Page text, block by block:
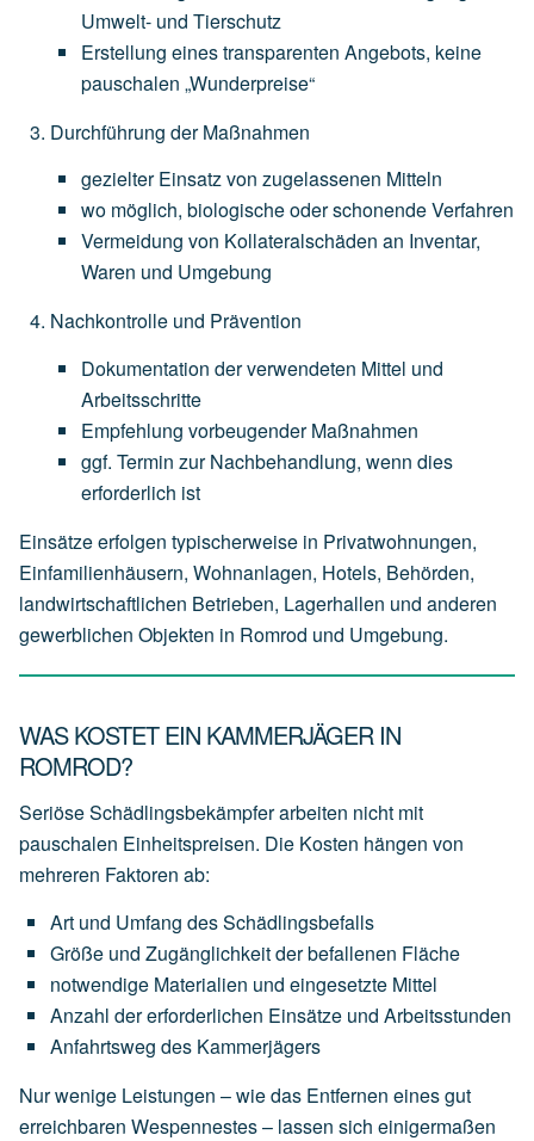
Umwelt- und Tierschutz
Erstellung einestransparenten Angebots, keine
pauschalen „Wunderpreise“
Durchführung der Maßnahmen
gezielter Einsatzvon zugelassenen Mitteln
wo möglich, biologischeoderschonendeVerfahren
Vermeidung von Kollateralschäden an Inventar,
Waren und Umgebung
Nachkontrolle und Prävention
Dokumentation derverwendeten Mittel und
Arbeitsschritte
Empfehlung vorbeugender Maßnahmen
ggf. Termin zur Nachbehandlung, wenn dies
erforderlich ist
Einsätze erfolgen typischerweise in Privatwohnungen,
Einfamilienhäusern, Wohnanlagen, Hotels, Behörden,
landwirtschaftlichen Betrieben, Lagerhallen und anderen
gewerblichen Objekten in Romrod und Umgebung.
WAS KOSTET EIN KAMMERJÄGER IN
ROMROD?
Seriöse Schädlingsbekämpfer arbeiten nicht mit
pauschalen Einheitspreisen. Die Kosten hängen von
mehreren Faktoren ab:
Art und Umfang desSchädlingsbefalls
Größe und Zugänglichkeitderbefallenen Fläche
notwendige Materialien und eingesetzte Mittel
Anzahl dererforderlichen Einsätze und Arbeitsstunden
Anfahrtsweg des Kammerjägers
Nur wenige Leistungen – wie das Entfernen eines gut
erreichbaren Wespennestes – lassen sich einigermaßen